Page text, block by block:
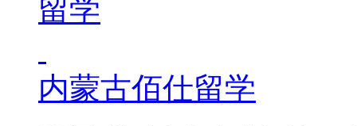
内蒙古佰仕留学